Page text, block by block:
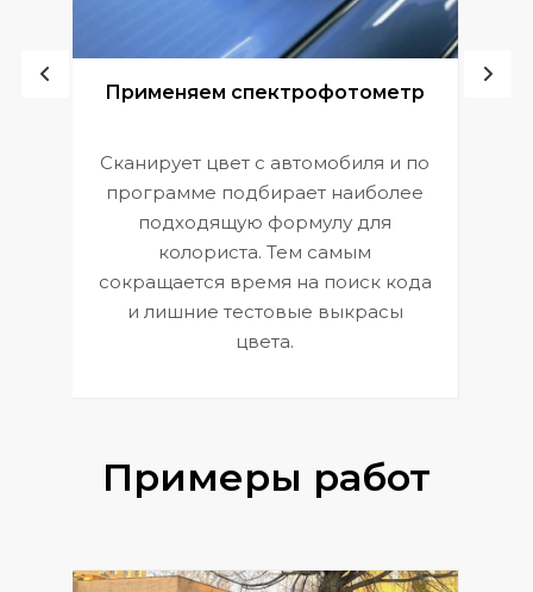
Применяем спектрофотометр
Сканирует цвет с автомобиля и по
программе подбирает наиболее
подходящую формулу для
колориста. Тем самым
сокращается время на поиск кода
и лишние тестовые выкрасы
цвета.
Примеры работ